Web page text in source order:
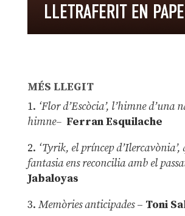
MÉS LLEGIT
1. ‘Flor d’Escòcia’, l’himne d’una
himne– Ferran Esquilache
2. ‘Tyrik, el príncep
fantasia ens reconcilia amb el
Jabaloyas
3. Memòries anticipades– Toni